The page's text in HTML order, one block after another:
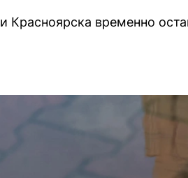
временно